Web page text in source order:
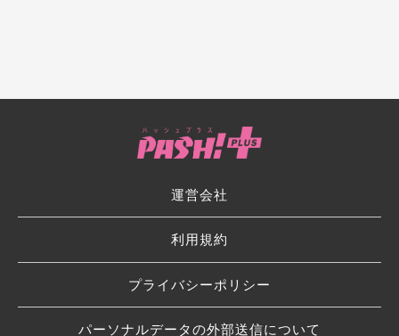
運営会社
利用規約
プライバシーポリシー
パーソナルデータの外部送信について